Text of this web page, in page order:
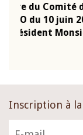
Inscription à